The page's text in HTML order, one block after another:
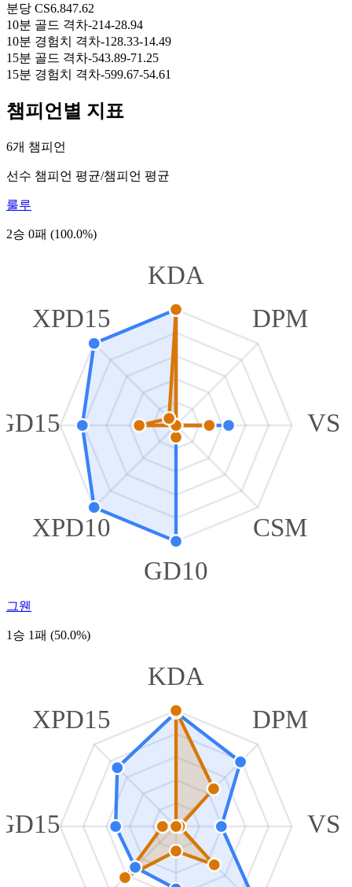
분당 CS6.847.62
10분 골드 격차-214-28.94
10분 경험치 격차-128.33-14.49
15분 골드 격차-543.89-71.25
15분 경험치 격차-599.67-54.61
챔피언별 지표
6개 챔피언
선수 챔피언 평균/챔피언 평균
룰루
2승 0패 (100.0%)
KDA
DPM
VS
CSM
GD10
XPD10
XPD15
그웬
1승 1패 (50.0%)
KDA
DPM
VS
XPD15